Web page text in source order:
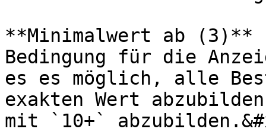
**Minimalwert ab
Bedingung für die
es es möglich, alle
exakten Wert
mit `10+`